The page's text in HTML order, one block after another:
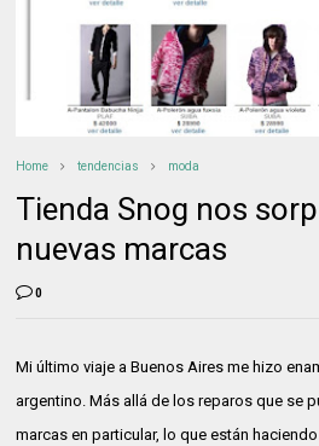
Home tendencias moda
Tienda Snog nos
nuevas marcas
0
Mi último viaje a Buenos Aires me hizo
argentino. Más allá de los reparos que se
marcas en particular, lo que están